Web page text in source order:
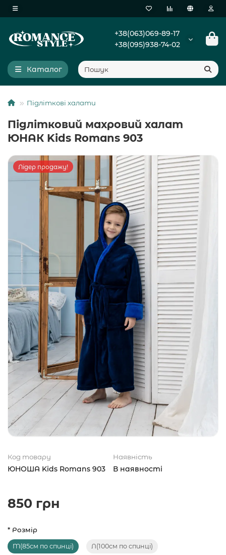
+38(063)069-89-17
+38(095)938-74-02
Каталог
Підліткові халати
Підлітковий махровий халат
ЮНАК Kids Romans 903
Лідер продажу!
Код товару
ЮНОША Kids Romans 903
Наявність
В наявності
850 грн
* Розмір
M(85см по спинці) Л(100см по спинці)